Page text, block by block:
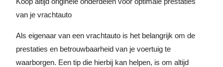
van je vrachtauto
Als eigenaar van een vrachtauto is het belangrijk om de
prestaties en betrouwbaarheid van je voertuig te
waarborgen. Een tip die hierbij kan helpen, is om altijd